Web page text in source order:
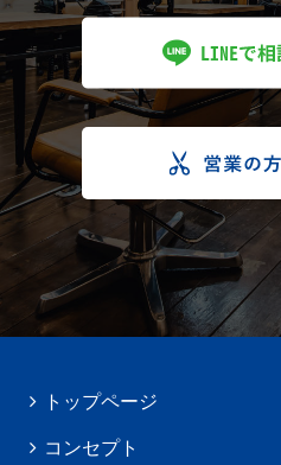
トップページ
コンセプト